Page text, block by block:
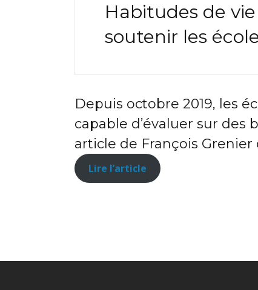
Habitudes de
soutenir les
Depuis octobre 2019, les
capable d’évaluer sur des
article de François Grenier
Lire l’article